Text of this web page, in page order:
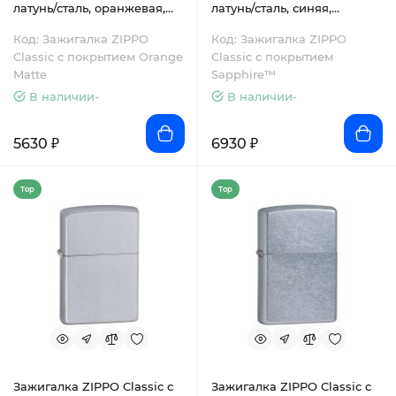
латунь/сталь, оранжевая,
Код: Зажигалка ZIPPO
Classic с покрытием Orange
Matte
В наличии-
5630 ₽
латунь/сталь, синяя,
Код: Зажигалка ZIPPO
Classic с покрытием
Sapphire™
В наличии-
6930 ₽
Top
Зажигалка ZIPPO Classic с
Top
Зажигалка ZIPPO Classic с